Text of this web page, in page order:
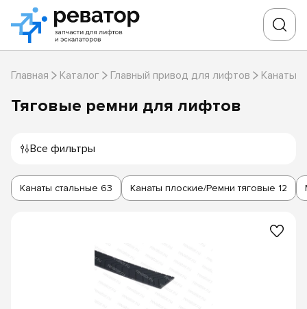
Главная Каталог Главный привод для лифтов Канаты/
Тяговые ремни для лифтов
Все фильтры
Канаты стальные 63 Канаты плоские/Ремни тяговые 12